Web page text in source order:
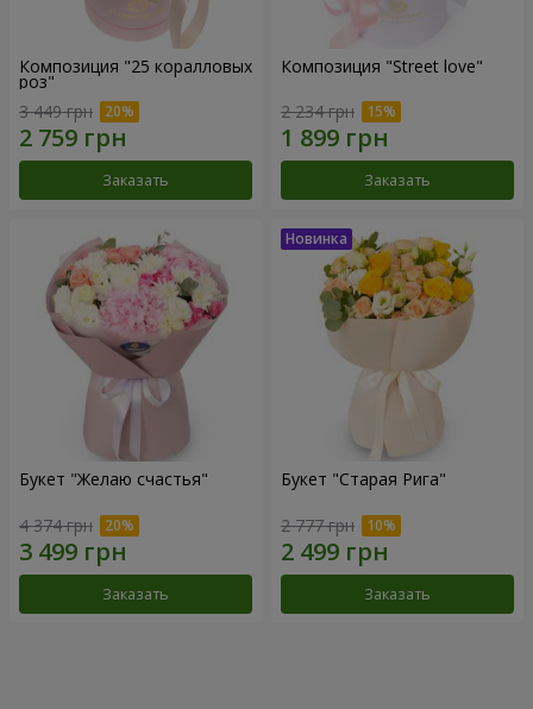
Композиция "25 коралловых
роз"
3 449 грн
Заказать
Композиция "Street love"
2 234 грн
Заказать
Букет "Желаю счастья"
4 374 грн
Заказать
Букет "Старая Рига"
2 777 грн
Заказать